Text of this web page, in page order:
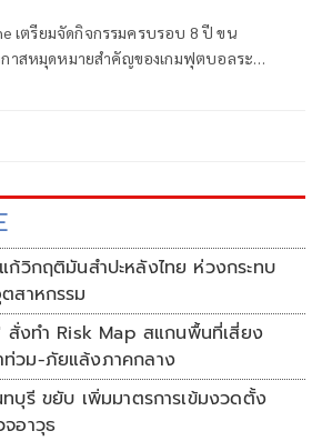
เตรียมจัดกิจกรรมครบรอบ 8 ปี ขน
กาสหมุดหมายสำคัญของเกมฟุตบอลระดับ
ก้วิกฤติมันสำปะหลังไทย ห่วงกระทบ
สาหกรรม
สั่งทำ Risk Map สแกนพื้นที่เสี่ยง
ท่วม-ภัยแล้งภาคกลาง
ทบุรี ขยับ เพิ่มมาตรการเข้มงวดตั้ง
อาวุธ